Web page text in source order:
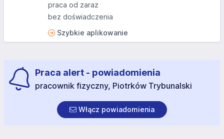
praca od zaraz
bez doświadczenia
Szybkie aplikowanie
Praca alert - powiadomienia
pracownik fizyczny, Piotrków Trybunalski
Włącz powiadomienia